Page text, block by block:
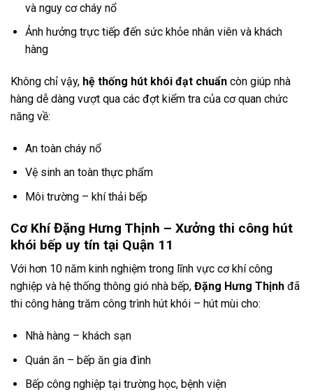
và nguy cơ cháy nổ
Ảnh hưởng trực tiếp đến sức khỏe nhân viên và khách
hàng
Không chỉ vậy, hệ thống hút khói đạt chuẩn còn giúp nhà
hàng dễ dàng vượt qua các đợt kiểm tra của cơ quan chức
năng về:
An toàn cháy nổ
Vệ sinh an toàn thực phẩm
Môi trường – khí thải bếp
Cơ Khí Đặng Hưng Thịnh – Xưởng thi công hút
khói bếp uy tín tại Quận 11
Với hơn 10 năm kinh nghiệm trong lĩnh vực cơ khí công
nghiệp và hệ thống thông gió nhà bếp, Đặng Hưng Thịnh đã
thi công hàng trăm công trình hút khói – hút mùi cho:
Nhà hàng – khách sạn
Quán ăn – bếp ăn gia đình
Bếp công nghiệp tại trường học, bệnh viện